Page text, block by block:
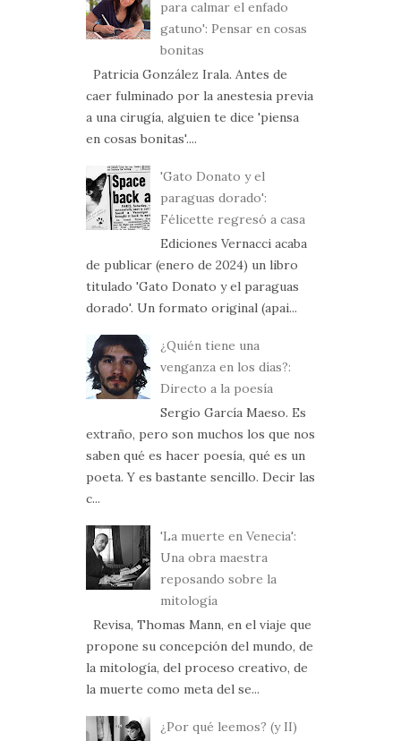
para calmar el enfado
gatuno': Pensar en cosas
bonitas
Patricia González Irala. Antes de
caer fulminado por la anestesia previa
a una cirugía, alguien te dice 'piensa
en cosas bonitas'....
'Gato Donato y el
paraguas dorado':
Félicette regresó a casa
Ediciones Vernacci acaba
de publicar (enero de 2024) un libro
titulado 'Gato Donato y el paraguas
dorado'. Un formato original (apai...
¿Quién tiene una
venganza en los días?:
Directo a la poesía
Sergio García Maeso. Es
extraño, pero son muchos los que nos
saben qué es hacer poesía, qué es un
poeta. Y es bastante sencillo. Decir las
c...
'La muerte en Venecia':
Una obra maestra
reposando sobre la
mitología
Revisa, Thomas Mann, en el viaje que
propone su concepción del mundo, de
la mitología, del proceso creativo, de
la muerte como meta del se...
¿Por qué leemos? (y II)